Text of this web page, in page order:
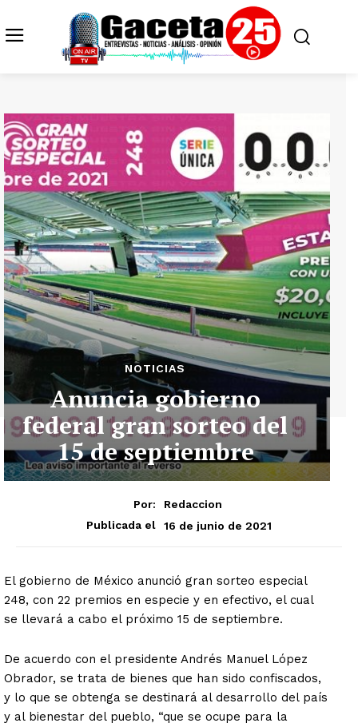
NOTICIAS
Anuncia gobierno
federal gran sorteo del
15 de septiembre
Por:
Redaccion
Publicada el
16 de junio de 2021
El gobierno de México anunció gran sorteo especial
248, con 22 premios en especie y en efectivo, el cual
se llevará a cabo el próximo 15 de septiembre.
De acuerdo con el presidente Andrés Manuel López
Obrador, se trata de bienes que han sido confiscados,
y lo que se obtenga se destinará al desarrollo del país
y al bienestar del pueblo, “que se ocupe para la